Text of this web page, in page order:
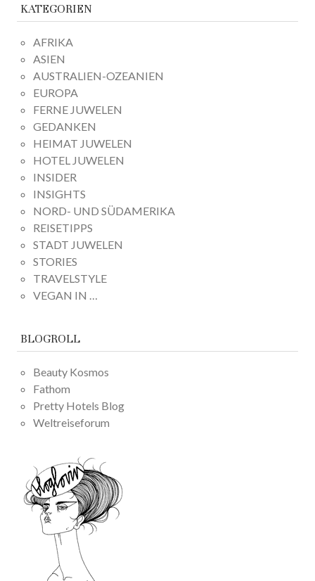
KATEGORIEN
AFRIKA
ASIEN
AUSTRALIEN-OZEANIEN
EUROPA
FERNE JUWELEN
GEDANKEN
HEIMAT JUWELEN
HOTEL JUWELEN
INSIDER
INSIGHTS
NORD- UND SÜDAMERIKA
REISETIPPS
STADT JUWELEN
STORIES
TRAVELSTYLE
VEGAN IN …
BLOGROLL
Beauty Kosmos
Fathom
Pretty Hotels Blog
Weltreiseforum